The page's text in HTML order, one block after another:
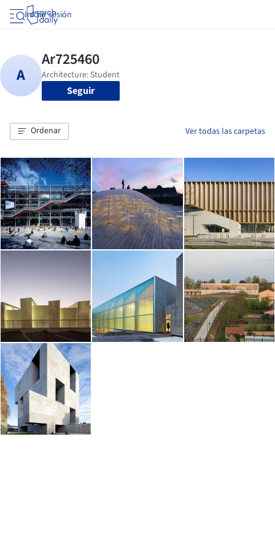
Iniciar sesión
Seguir
Ordenar Ver todas las carpetas